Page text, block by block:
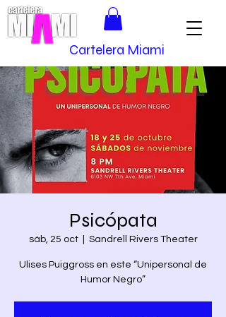
Cartelera Miami
Psicópata
sáb, 25 oct
  |
Sandrell Rivers Theater
Ulises Puiggross en este “Unipersonal de
Humor Negro”